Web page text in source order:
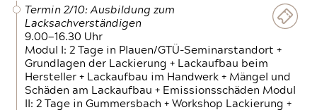
Termin 2/10: Ausbildung zum
Lacksachverständigen
9.00—16.30 Uhr
Modul I: 2 Tage in Plauen/GTÜ-Seminarstandort +
Grundlagen der Lackierung + Lackaufbau beim
Hersteller + Lackaufbau im Handwerk + Mängel und
Schäden am Lackaufbau + Emissionsschäden Modul
II: 2 Tage in Gummersbach + Workshop Lackierung +